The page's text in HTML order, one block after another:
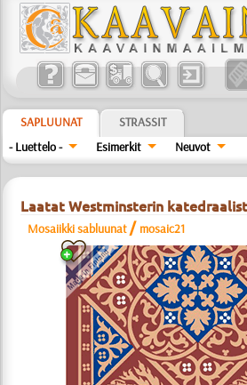
SAPLUUNAT
STRASSIT
- Luettelo -
Esimerkit Neuvot
Laatat Westminsterin
Mosaiikki sabluunat / mosaic21